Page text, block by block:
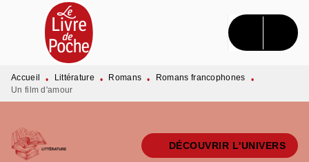
MENU RECHERCHE CONTENU
PIED DE PAGE
Accueil • Littérature • Romans • Romans francophones
•
Un film d'amour
DÉCOUVRIR L'UNIVERS